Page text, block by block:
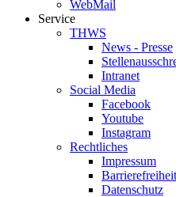
WebMail
Service
THWS
News - Presse
Intranet
Social Media
Facebook
Youtube
Instagram
Rechtliches
Impressum
Barrierefreiheit
Datenschutz